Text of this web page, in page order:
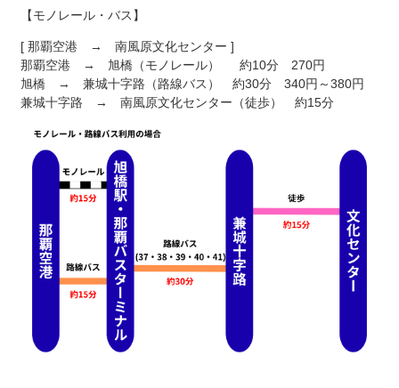
【モノレール・バス】
[ 那覇空港 → 南風原文化センター ]
那覇空港 → 旭橋（モノレール） 約10分 270円
旭橋 → 兼城十字路（路線バス） 約30分 340円～380円
兼城十字路 → 南風原文化センター（徒歩） 約15分